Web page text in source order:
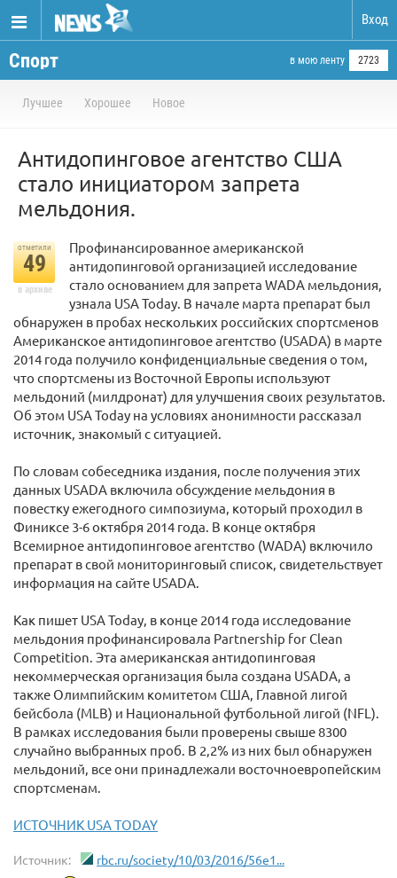
Вход
Спорт в мою ленту 2723
Лучшее Хорошее Новое
Антидопинговое агентство США
стало инициатором запрета
мельдония.
отметили
49
в архиве
Профинансированное американской
антидопинговой организацией исследование
стало основанием для запрета WADA мельдония,
узнала USA Today. В начале марта препарат был
обнаружен в пробах нескольких российских спортсменов
Американское антидопинговое агентство (USADA) в марте
2014 года получило конфиденциальные сведения о том,
что спортсмены из Восточной Европы используют
мельдоний (милдронат) для улучшения своих результатов.
Об этом USA Today на условиях анонимности рассказал
источник, знакомый с ситуацией.
По словам собеседника издания, после получения этих
данных USADA включила обсуждение мельдония в
повестку ежегодного симпозиума, который проходил в
Финиксе 3-6 октября 2014 года. В конце октября
Всемирное антидопинговое агентство (WADA) включило
препарат в свой мониторинговый список, свидетельствует
информация на сайте USADA.
Как пишет USA Today, в конце 2014 года исследование
мельдония профинансировала Partnership for Clean
Competition. Эта американская антидопинговая
некоммерческая организация была создана USADA, а
также Олимпийским комитетом США, Главной лигой
бейсбола (MLB) и Национальной футбольной лигой (NFL).
В рамках исследования были проверены свыше 8300
случайно выбранных проб. В 2,2% из них был обнаружен
мельдоний, все они принадлежали восточноевропейским
спортсменам.
ИСТОЧНИК USA TODAY
Источник: rbc.ru/society/10/03/2016/56e1...